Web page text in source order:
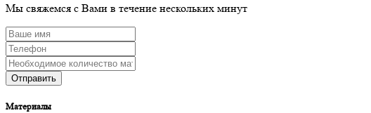
Мы свяжемся с Вами в течение нескольких минут
Материалы